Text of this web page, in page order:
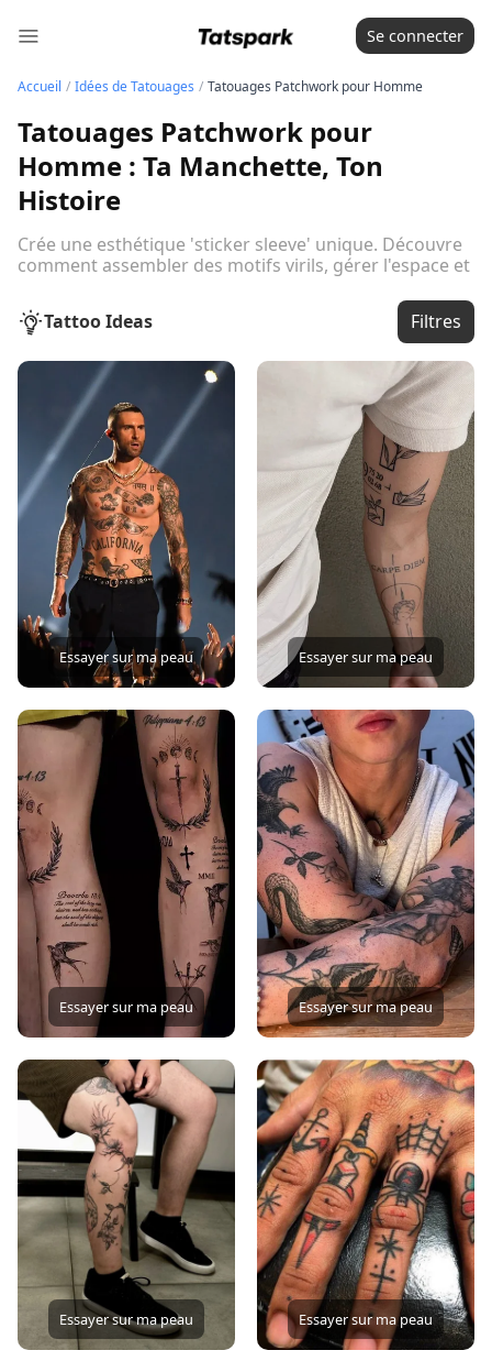
Se connecter
Accueil / Idées de Tatouages / Tatouages Patchwork pour Homme
Tatouages Patchwork pour
Homme : Ta Manchette, Ton
Histoire
Crée une esthétique 'sticker sleeve' unique. Découvre
comment assembler des motifs virils, gérer l'espace et
impose le respect.
Tattoo Ideas Filtres
Essayer sur ma peau Essayer sur ma peau
Essayer sur ma peau Essayer sur ma peau
Essayer sur ma peau Essayer sur ma peau